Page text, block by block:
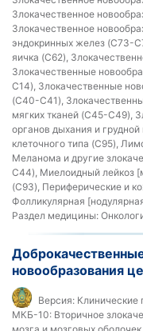
Злокачественное
Злокачественное
эндокринных желез (C73-
яичка (C62),
Злокачественные
C14), Злокачественные
(C40-C41),
мягких тканей (C45-C49),
органов дыхания и
клеточного типа (C95),
Меланома и другие
C44), Миелоидный лейкоз
(C93), Периферические и
Фолликулярная
Раздел медицины:
новообразования
Версия: Клинические
МКБ-10: Вторичное